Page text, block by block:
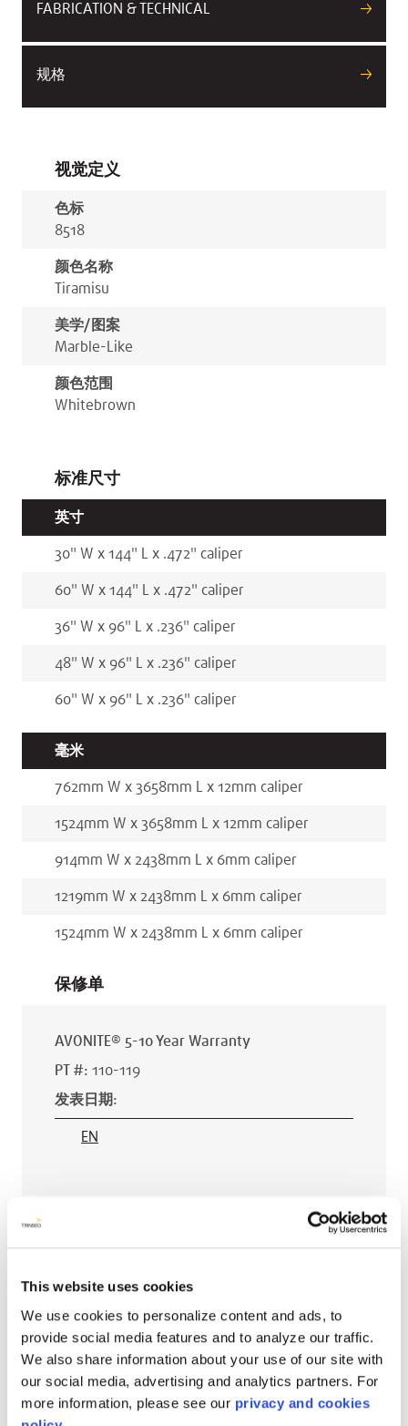
This website uses cookies
We use cookies to personalize content and ads, to
provide social media features and to analyze our traffic.
We also share information about your use of our site with
our social media, advertising and analytics partners. For
more information, please see our privacy and cookies
FABRICATION & TECHNICAL
规格
视觉定义
色标
8518
颜色名称
Tiramisu
美学/图案
Marble-Like
颜色范围
WhiteBrown
标准尺寸
英寸
30" W x 144" L x .472" caliper
60" W x 144" L x .472" caliper
36" W x 96" L x .236" caliper
48" W x 96" L x .236" caliper
60" W x 96" L x .236" caliper
毫米
762mm W x 3658mm L x 12mm caliper
1524mm W x 3658mm L x 12mm caliper
914mm W x 2438mm L x 6mm caliper
1219mm W x 2438mm L x 6mm caliper
1524mm W x 2438mm L x 6mm caliper
保修单
AVONITE® 5-10 Year Warranty
PT #: 110-119
发表日期:
EN
发表日期:
AVONITE® 10 YEAR ADVANC3